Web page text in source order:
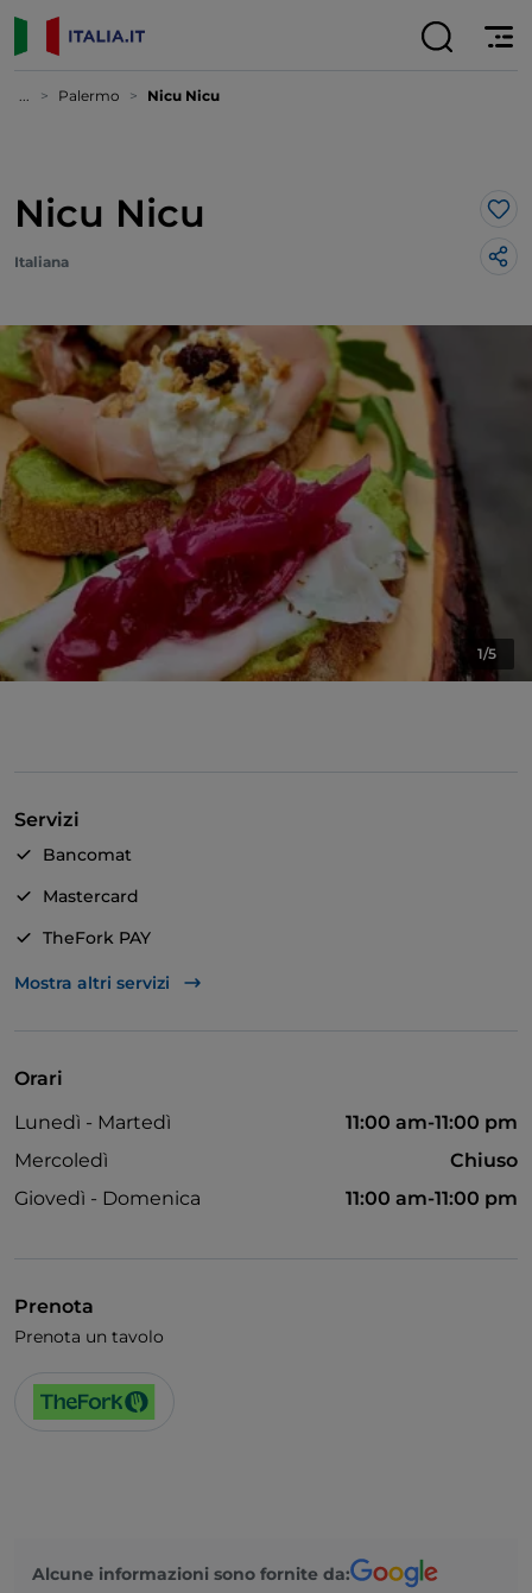
... Palermo Nicu Nicu
Nicu Nicu
Italiana
1/5
Servizi
Bancomat
Mastercard
TheFork PAY
Unionpay via TheFork PAY
Mostra altri servizi
Orari
Lunedì - Martedì
11:00 am-11:00 pm
Mercoledì
Chiuso
Giovedì - Domenica
11:00 am-11:00 pm
Prenota
Prenota un tavolo
Alcune informazioni sono fornite da: